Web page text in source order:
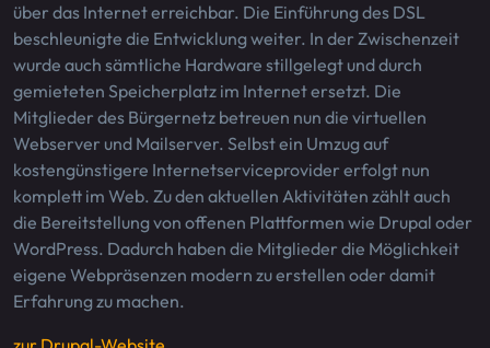
über das Internet erreichbar. Die Einführung des DSL
beschleunigte die Entwicklung weiter. In der Zwischenzeit
wurde auch sämtliche Hardware stillgelegt und durch
gemieteten Speicherplatz im Internet ersetzt. Die
Mitglieder des Bürgernetz betreuen nun die virtuellen
Webserver und Mailserver. Selbst ein Umzug auf
kostengünstigere Internetserviceprovider erfolgt nun
komplett im Web. Zu den aktuellen Aktivitäten zählt auch
die Bereitstellung von offenen Plattformen wie Drupal oder
WordPress. Dadurch haben die Mitglieder die Möglichkeit
eigene Webpräsenzen modern zu erstellen oder damit
Erfahrung zu machen.